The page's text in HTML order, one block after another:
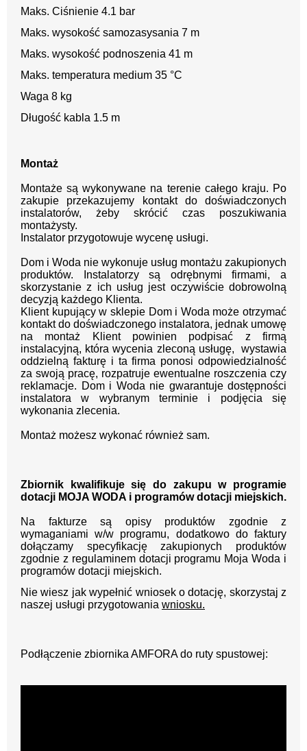
Maks. Ciśnienie 4.1 bar
Maks. wysokość samozasysania 7 m
Maks. wysokość podnoszenia 41 m
Maks. temperatura medium 35 °C
Waga 8 kg
Długość kabla 1.5 m
Montaż
Montaże są wykonywane na terenie całego kraju. Po
zakupie przekazujemy kontakt do doświadczonych
instalatorów, żeby skrócić czas poszukiwania
montażysty.
Instalator przygotowuje wycenę usługi.
Dom i Woda nie wykonuje usług montażu zakupionych
produktów. Instalatorzy są odrębnymi firmami, a
skorzystanie z ich usług jest oczywiście dobrowolną
decyzją każdego Klienta.
Klient kupujący w sklepie Dom i Woda może otrzymać
kontakt do doświadczonego instalatora, jednak umowę
na montaż Klient powinien podpisać z firmą
instalacyjną, która wycenia zleconą usługę, wystawia
oddzielną fakturę i ta firma ponosi odpowiedzialność
za swoją pracę, rozpatruje ewentualne roszczenia czy
reklamacje. Dom i Woda nie gwarantuje dostępności
instalatora w wybranym terminie i podjęcia się
wykonania zlecenia.
Montaż możesz wykonać również sam.
Zbiornik kwalifikuje się do zakupu w programie
dotacji MOJA WODA i programów dotacji miejskich.
Na fakturze są opisy produktów zgodnie z
wymaganiami w/w programu, dodatkowo do faktury
dołączamy specyfikację zakupionych produktów
zgodnie z regulaminem dotacji programu Moja Woda i
programów dotacji miejskich.
Nie wiesz jak wypełnić wniosek o dotację, skorzystaj z
naszej usługi przygotowania wniosku.
Podłączenie zbiornika AMFORA do ruty spustowej: